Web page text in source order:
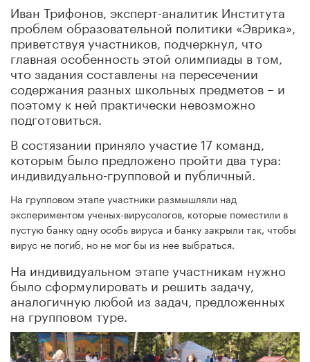
Иван Трифонов, эксперт-аналитик Института
проблем образовательной политики «Эврика»,
приветствуя участников, подчеркнул, что
главная особенность этой олимпиады в том,
что задания составлены на пересечении
содержания разных школьных предметов – и
поэтому к ней практически невозможно
подготовиться.
В состязании приняло участие 17 команд,
которым было предложено пройти два тура:
индивидуально-групповой и публичный.
На групповом этапе участники размышляли над
экспериментом ученых-вирусологов, которые поместили в
пустую банку одну особь вируса и банку закрыли так, чтобы
вирус не погиб, но не мог бы из нее выбраться.
На индивидуальном этапе участникам нужно
было сформулировать и решить задачу,
аналогичную любой из задач, предложенных
на групповом туре.